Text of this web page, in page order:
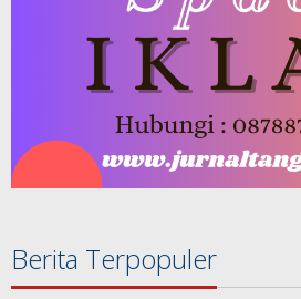
Berita Terpopuler